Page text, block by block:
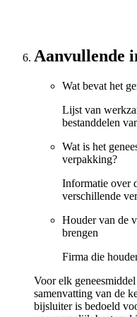
Aanvullende
Wat bevat het
Lijst van
bestanddelen
Wat is het
verpakking?
Informatie over
verschillende
Houder van de
brengen
Firma die
Voor elk
samenvatting van de
bijsluiter is bedoeld